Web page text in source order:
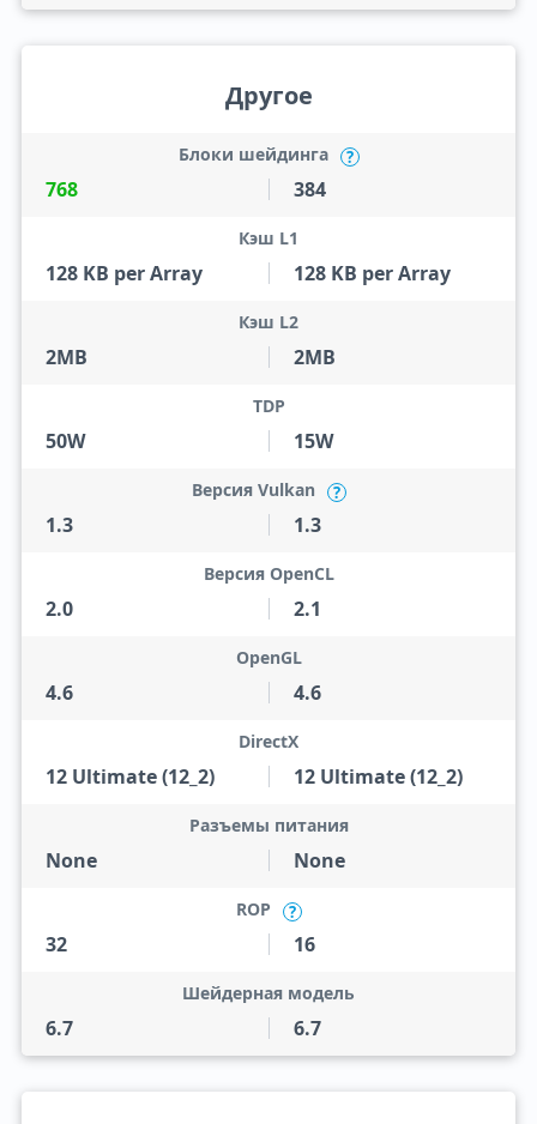
Другое
768
Блоки шейдинга ?
384
128 KB per Array
Кэш L1
128 KB per Array
2MB
Кэш L2
2MB
50W
TDP
15W
1.3
Версия Vulkan ?
1.3
2.0
Версия OpenCL
2.1
4.6
OpenGL
4.6
12 Ultimate (12_2)
DirectX
12 Ultimate (12_2)
None
Разъемы питания
None
32
ROP ?
16
6.7
Шейдерная модель
6.7